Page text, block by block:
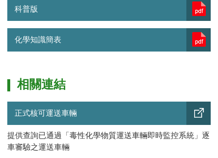
科普版
化學知識簡表
相關連結
正式核可運送車輛
提供查詢已通過「毒性化學物質運送車輛即時監控系統」逐
車審驗之運送車輛